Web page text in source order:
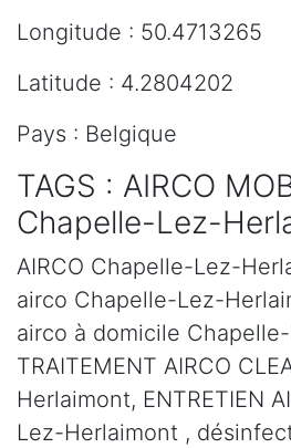
Longitude : 50.4713265
Latitude : 4.2804202
Pays : Belgique
TAGS : AIRCO
Chapelle-Lez-
AIRCO Chapelle-Lez-
airco Chapelle-Lez-
airco à domicile
TRAITEMENT AIRCO
Herlaimont, ENTRETIEN
Lez-Herlaimont ,